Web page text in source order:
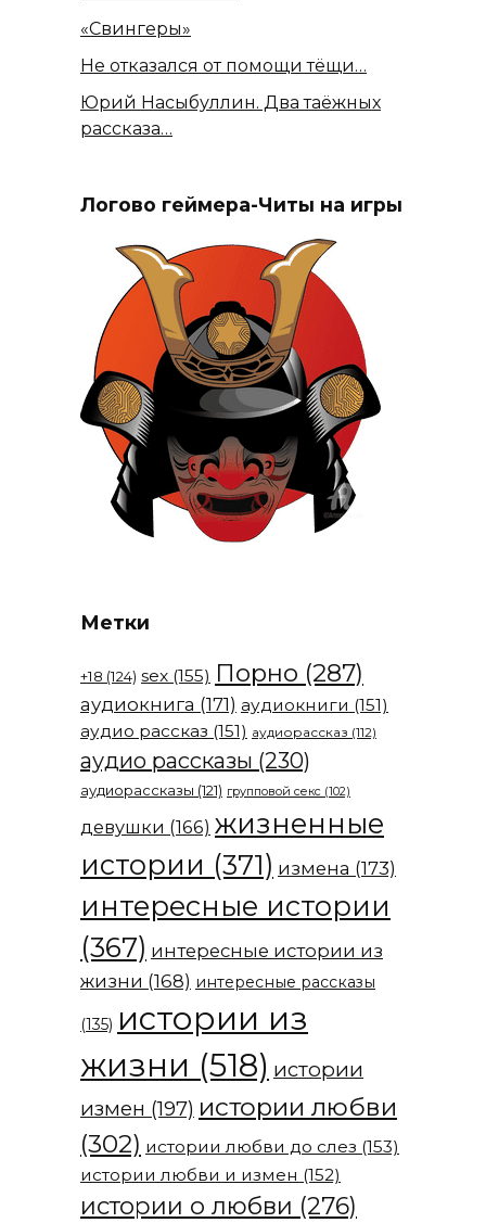
«Свингеры»
Не отказался от помощи тёщи…
Юрий Насыбуллин. Два таёжных
рассказа…
Логово геймера-Читы на игры
Метки
+18 (124) sex (155) Порно (287)
аудиокнига (171) аудиокниги (151)
аудио рассказ (151) аудиорассказ (112)
аудио рассказы (230)
аудиорассказы (121) групповой секс (102)
девушки (166) жизненные
истории (371) измена (173)
интересные истории
(367) интересные истории из
жизни (168) интересные рассказы
(135) истории из
жизни (518) истории
измен (197) истории любви
(302) истории любви до слез (153)
истории любви и измен (152)
истории о любви (276)